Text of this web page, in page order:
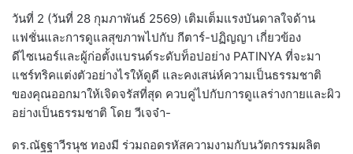
วันที่ 2 (วันที่ 28 กุมภาพันธ์ 2569) เติมเต็มแรงบันดาลใจด้าน
แฟชั่นและการดูแลสุขภาพไปกับ กีตาร์-ปฏิญญา เกี่ยวข้อง
ดีไซเนอร์และผู้ก่อตั้งแบรนด์ระดับท็อปอย่าง PATINYA ที่จะมา
แชร์ทริคแต่งตัวอย่างไรให้ดูดี และคงเสน่ห์ความเป็นธรรมชาติ
ของคุณออกมาให้เจิดจรัสที่สุด ควบคู่ไปกับการดูแลร่างกายและผิว
อย่างเป็นธรรมชาติ โดย วีเจจ๋า-
ดร.ณัฐฐาวีรนุช ทองมี ร่วมถอดรหัสความงามกับนวัตกรรมผลิต